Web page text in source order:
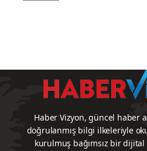
Haber Vizyon, güncel haber
doğrulanmış bilgi ilkeleriyle
kurulmuş bağımsız bir